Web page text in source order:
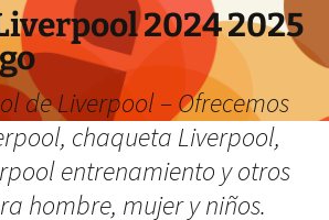
2024 2025
de Liverpool – Ofrecemos
chaqueta Liverpool,
entrenamiento y otros
hombre, mujer y niños.